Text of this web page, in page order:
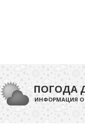
ПОГОДА
ИНФОРМАЦИЯ О